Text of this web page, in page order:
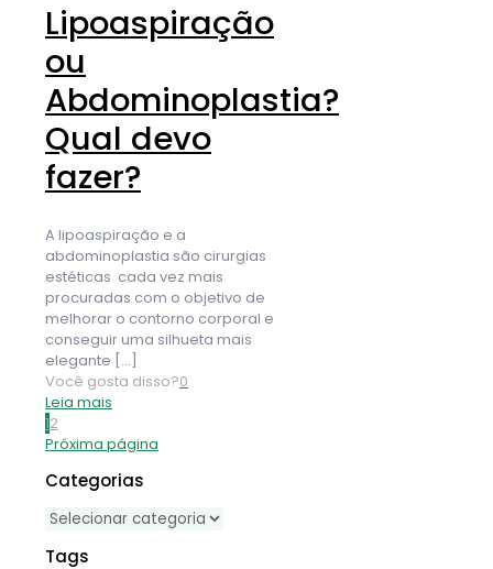
Lipoaspiração
ou
Abdominoplastia?
Qual devo
fazer?
A lipoaspiração e a
abdominoplastia são cirurgias
estéticas cada vez mais
procuradas com o objetivo de
melhorar o contorno corporal e
conseguir uma silhueta mais
elegante […]
Você gosta disso?0
Leia mais
12
Próxima página
Categorias
Categorias
Tags